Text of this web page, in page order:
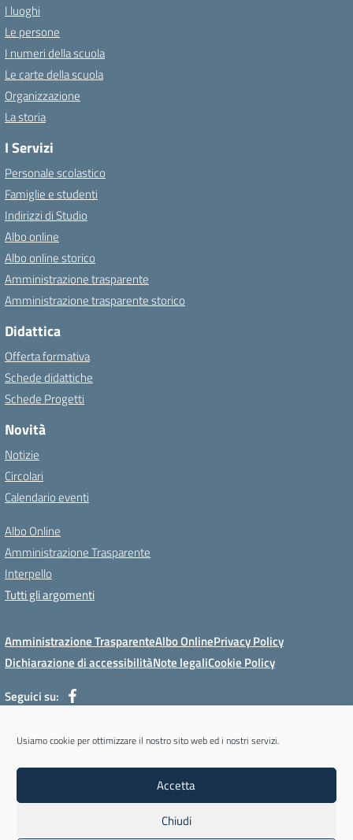
Usiamo cookie per ottimizzare il nostro sito web ed i nostri servizi.
Accetta
Chiudi
I luoghi
Le persone
I numeri della scuola
Le carte della scuola
Organizzazione
La storia
I Servizi
Personale scolastico
Famiglie e studenti
Indirizzi di Studio
Albo online
Albo online storico
Amministrazione trasparente
Amministrazione trasparente storico
Didattica
Offerta formativa
Schede didattiche
Schede Progetti
Novità
Notizie
Circolari
Calendario eventi
Albo Online
Amministrazione Trasparente
Interpello
Tutti gli argomenti
Amministrazione TrasparenteAlbo OnlinePrivacy Policy
Dichiarazione di accessibilitàNote legaliCookie Policy
Seguici su:
Via Mur di Cadola, 12 - 32100 Belluno (BL) - Tel 0437/31143 - Mail:
blmm08400l@istruzione.it - PEC: blmm08400l@pec.istruzione.it
Codice meccanografico: BLMM08400L - Codice iPA: cpiabl - C.F.
93051950256 - Codice univoco fatturazione elettronica (CUF): UFYKU0